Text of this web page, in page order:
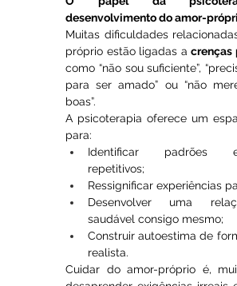
desenvolvimento do amor-
Muitas dificuldades
próprio estão ligadas a crenças
como “não sou suficiente”,
para ser amado” ou “não
boas”.
A psicoterapia oferece um
para:
Identificar padrões
repetitivos;
Ressignificar experiências
Desenvolver uma
saudável consigo mesmo;
Construir autoestima de
realista.
Cuidar do amor-próprio é,